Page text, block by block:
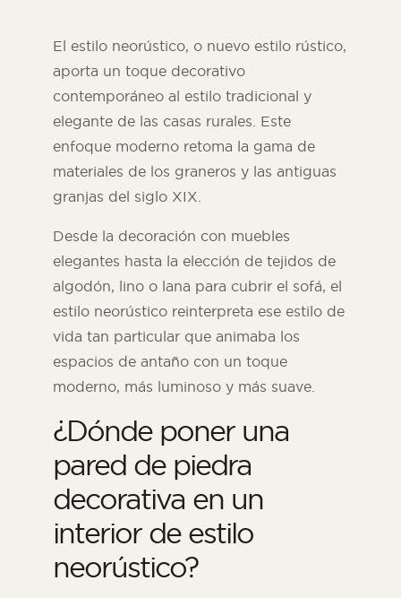
El estilo neorústico, o nuevo estilo rústico,
aporta un toque decorativo
contemporáneo al estilo tradicional y
elegante de las casas rurales. Este
enfoque moderno retoma la gama de
materiales de los graneros y las antiguas
granjas del siglo XIX.
Desde la decoración con muebles
elegantes hasta la elección de tejidos de
algodón, lino o lana para cubrir el sofá, el
estilo neorústico reinterpreta ese estilo de
vida tan particular que animaba los
espacios de antaño con un toque
moderno, más luminoso y más suave.
¿Dónde poner una
pared de piedra
decorativa en un
interior de estilo
neorústico?